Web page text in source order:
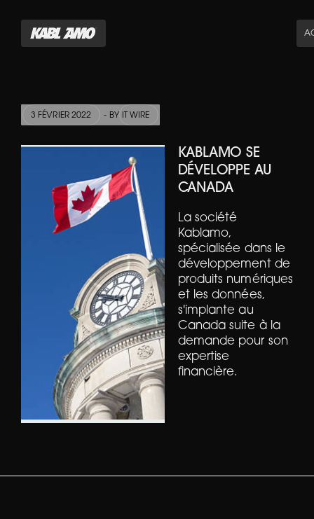
3 FÉVRIER 2022 - BY IT WIRE
KABLAMO SE
DÉVELOPPE AU
CANADA
La société
Kablamo,
spécialisée dans le
développement de
produits numériques
et les données,
s'implante au
Canada suite à la
demande pour son
expertise
financière.